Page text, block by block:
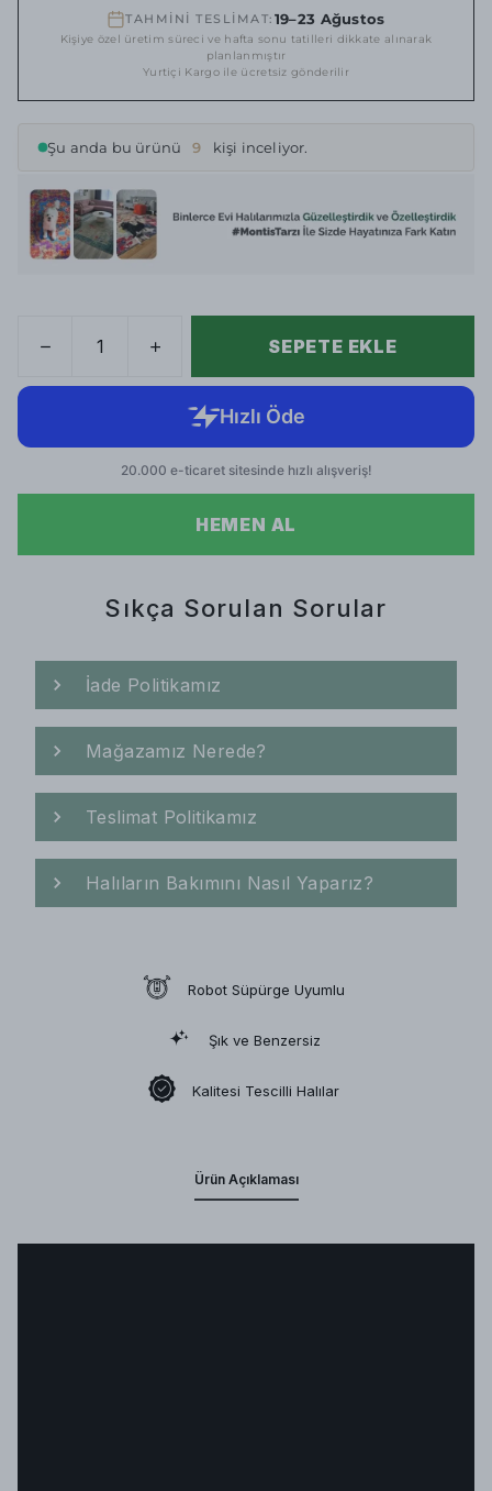
TAHMİNİ TESLİMAT: 19–23 Ağustos
Kişiye özel üretim süreci ve hafta sonu tatilleri dikkate alınarak
planlanmıştır
Yurtiçi Kargo ile ücretsiz gönderilir
Şu anda bu ürünü 9 kişi inceliyor.
SEPETE EKLE
HEMEN AL
Sıkça Sorulan Sorular
İade Politikamız
Mağazamız Nerede?
Teslimat Politikamız
Halıların Bakımını Nasıl Yaparız?
Robot Süpürge Uyumlu
Şık ve Benzersiz
Kalitesi Tescilli Halılar
Ürün Açıklaması